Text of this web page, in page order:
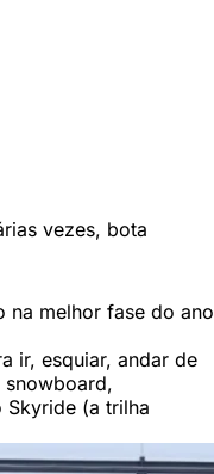
vezes, bota
na melhor fase do ano
ir, esquiar, andar de
Skyride (a trilha